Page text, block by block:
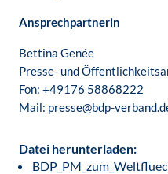
Ansprechpartnerin
Bettina Genée
Presse- und
Fon: +49176 58868222
Mail: presse@bdp-
Datei herunterladen: